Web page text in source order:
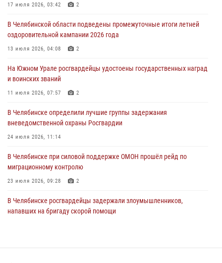
31 июля 2026, 11:33
Росгвардия обеспечивает безопасность граждан на южном
направлении
31 июля 2026, 11:32
В Уральском округе Росгвардии состоялось заседание
оперативного штаба
30 июля 2026, 10:53
17 июля 2026, 03:42 2
В Челябинской области подведены промежуточные итоги летней
оздоровительной кампании 2026 года
13 июля 2026, 04:08 2
На Южном Урале росгвардейцы удостоены государственных наград
и воинских званий
11 июля 2026, 07:57 2
В Челябинске определили лучшие группы задержания
вневедомственной охраны Росгвардии
24 июля 2026, 11:14
В Челябинске при силовой поддержке ОМОН прошёл рейд по
миграционному контролю
23 июля 2026, 09:28 2
В Челябинске росгвардейцы задержали злоумышленников,
напавших на бригаду скорой помощи